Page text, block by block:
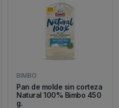
BIMBO
Pan de molde sin corteza
Natural 100% Bimbo 450
g.